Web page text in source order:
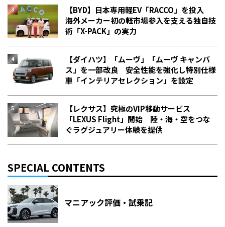
【BYD】日本専用軽EV「RACCO」を投入
海外メーカー初の軽市場参入を支える独自技
術「X-PACK」の実力
【ダイハツ】「ムーヴ」「ムーヴ キャンバ
ス」を一部改良 安全性能を強化し特別仕様
車「インテリアセレクション」を設定
【レクサス】究極のVIP移動サービス
「LEXUS Flight」開始 陸・海・空をつな
ぐラグジュアリー体験を提供
SPECIAL CONTENTS
マニアック評価・試乗記